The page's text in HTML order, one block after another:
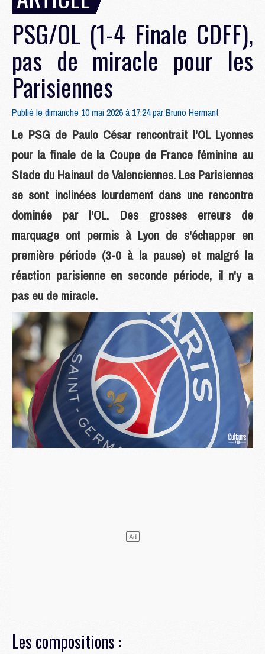
PSG/OL (1-4 Finale CDFF),
pas de miracle pour les
Parisiennes
Publié le dimanche 10 mai 2026 à 17:24 parBruno Hermant
Le PSG de Paulo César rencontrait l'OL Lyonnes
pour la finale de la Coupe de France féminine au
Stade du Hainaut de Valenciennes. Les Parisiennes
se sont inclinées lourdement dans une rencontre
dominée par l'OL. Des grosses erreurs de
marquage ont permis à Lyon de s'échapper en
première période (3-0 à la pause) et malgré la
réaction parisienne en seconde période, il n'y a
pas eu de miracle.
Les compositions :